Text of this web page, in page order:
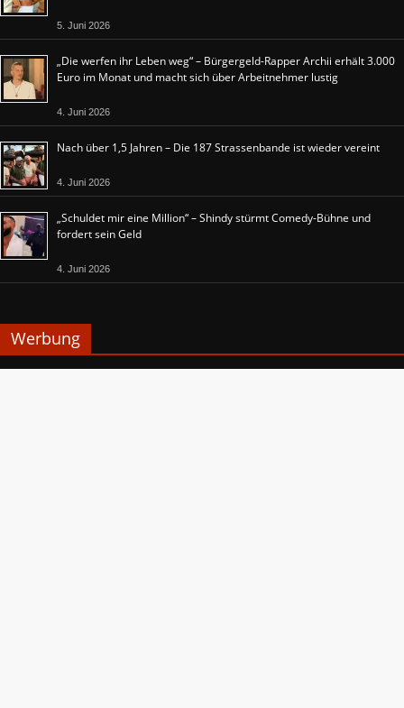
5. Juni 2026
„Die werfen ihr Leben weg“ – Bürgergeld-Rapper Archii erhält 3.000
Euro im Monat und macht sich über Arbeitnehmer lustig
4. Juni 2026
Nach über 1,5 Jahren – Die 187 Strassenbande ist wieder vereint
4. Juni 2026
„Schuldet mir eine Million“ – Shindy stürmt Comedy-Bühne und
fordert sein Geld
4. Juni 2026
Werbung